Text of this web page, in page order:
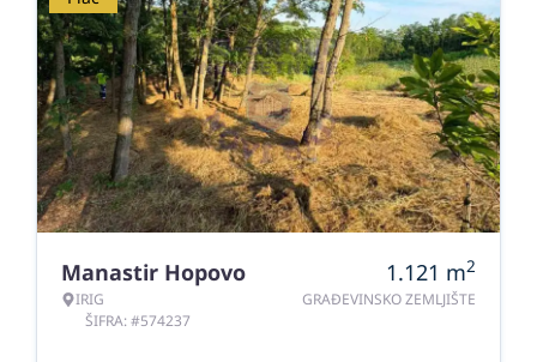
Manastir Hopovo
IRIG
ŠIFRA: #574237
1.121 m2
GRAĐEVINSKO ZEMLJIŠTE